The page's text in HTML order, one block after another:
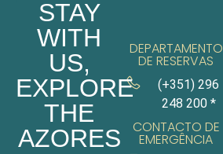
DEPARTAMENTO
DE RESERVAS
(+351) 296
248 200 *
CONTACTO DE
EMERGÊNCIA
STAY
WITH
US,
EXPLORE
THE
AZORES